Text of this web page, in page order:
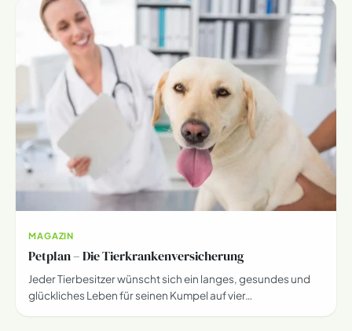
MAGAZIN
Petplan – Die Tierkranken­versicherung
Jeder Tierbesitzer wünscht sich ein langes, gesundes und
glückliches Leben für seinen Kumpel auf vier…